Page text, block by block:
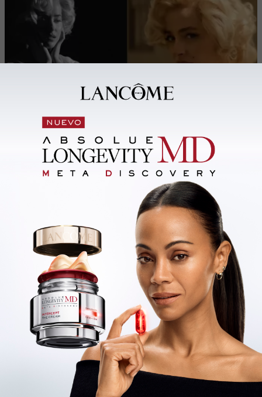
Business
Selva Café & Libros suma una sala
privada y avanza con nuevas
inversiones dentro de Via Disegno